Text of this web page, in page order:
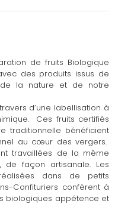
de fruits Biologique
des produits issus de
de la nature et de notre
d’une labellisation à
Ces fruits certifiés
traditionnelle bénéficient
au cœur des vergers.
travaillées de la même
de façon artisanale. Les
dans de petits
Confituriers confèrent à
biologiques appétence et